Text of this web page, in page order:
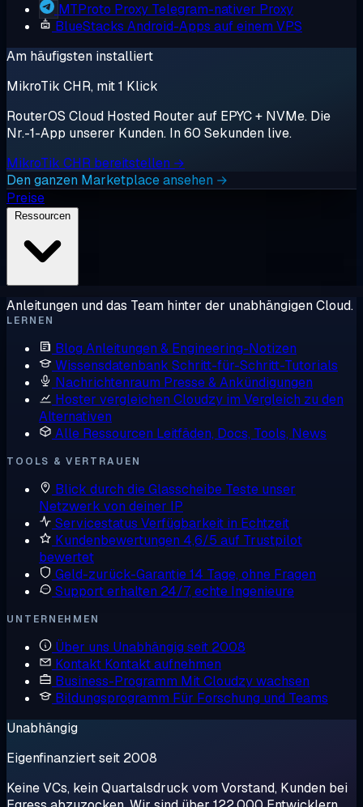
MTProto Proxy Telegram-nativer Proxy
BlueStacks Android-Apps auf einem VPS
Am häufigsten installiert
MikroTik CHR, mit 1 Klick
RouterOS Cloud Hosted Router auf EPYC + NVMe. Die
Nr.-1-App unserer Kunden. In 60 Sekunden live.
MikroTik CHR bereitstellen →
Den ganzen Marketplace ansehen →
Preise
Anleitungen und das Team hinter der unabhängigen Cloud.
LERNEN
Blog Anleitungen & Engineering-Notizen
Wissensdatenbank Schritt-für-Schritt-Tutorials
Nachrichtenraum Presse & Ankündigungen
Hoster vergleichen Cloudzy im Vergleich zu den
Alternativen
Alle Ressourcen Leitfäden, Docs, Tools, News
TOOLS & VERTRAUEN
Blick durch die Glasscheibe Teste unser
Netzwerk von deiner IP
Servicestatus Verfügbarkeit in Echtzeit
Kundenbewertungen 4,6/5 auf Trustpilot
bewertet
Geld-zurück-Garantie14 Tage, ohne Fragen
Support erhalten 24/7, echte Ingenieure
UNTERNEHMEN
Über uns Unabhängig seit 2008
Kontakt Kontakt aufnehmen
Business-Programm Mit Cloudzy wachsen
Bildungsprogramm Für Forschung und Teams
Unabhängig
Eigenfinanziert seit 2008
Keine VCs, kein Quartalsdruck vom Vorstand, Kunden bei